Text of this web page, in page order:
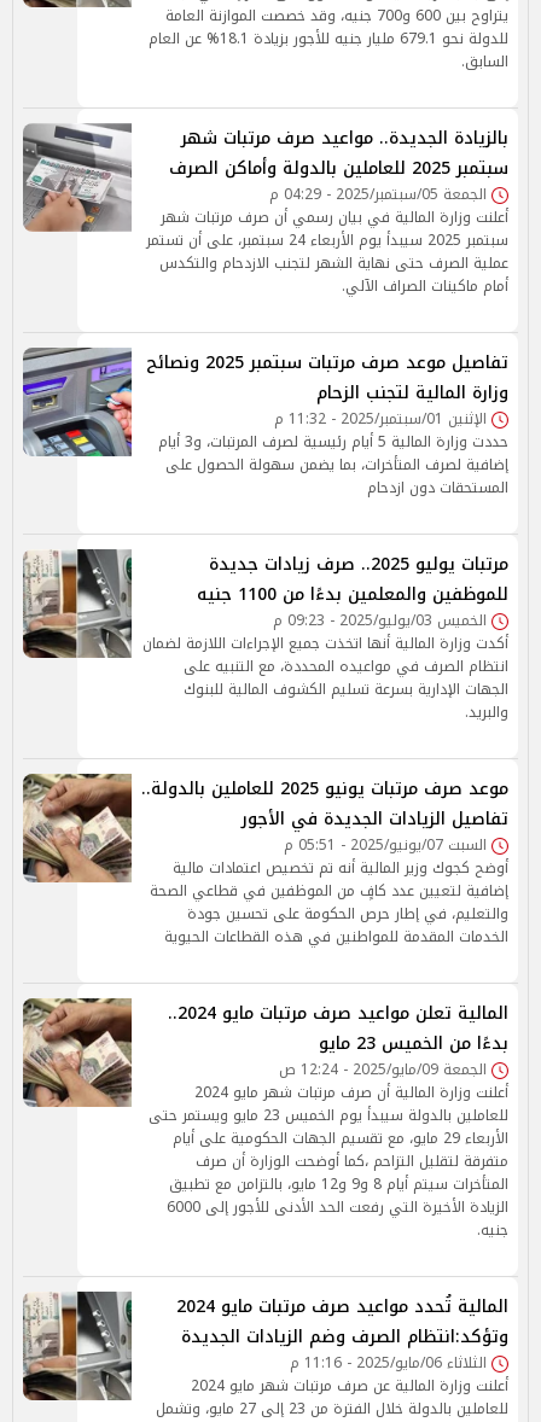
يتراوح بين 600 و700 جنيه، وقد خصصت الموازنة العامة
للدولة نحو 679.1 مليار جنيه للأجور بزيادة 18.1% عن العام
السابق.
بالزيادة الجديدة.. مواعيد صرف مرتبات شهر
سبتمبر 2025 للعاملين بالدولة وأماكن الصرف
الجمعة 05/سبتمبر/2025 - 04:29 م
أعلنت وزارة المالية في بيان رسمي أن صرف مرتبات شهر
سبتمبر 2025 سيبدأ يوم الأربعاء 24 سبتمبر، على أن تستمر
عملية الصرف حتى نهاية الشهر لتجنب الازدحام والتكدس
أمام ماكينات الصراف الآلي.
تفاصيل موعد صرف مرتبات سبتمبر 2025 ونصائح
وزارة المالية لتجنب الزحام
الإثنين 01/سبتمبر/2025 - 11:32 م
حددت وزارة المالية 5 أيام رئيسية لصرف المرتبات، و3 أيام
إضافية لصرف المتأخرات، بما يضمن سهولة الحصول على
المستحقات دون ازدحام
مرتبات يوليو 2025.. صرف زيادات جديدة
للموظفين والمعلمين بدءًا من 1100 جنيه
الخميس 03/يوليو/2025 - 09:23 م
أكدت وزارة المالية أنها اتخذت جميع الإجراءات اللازمة لضمان
انتظام الصرف في مواعيده المحددة، مع التنبيه على
الجهات الإدارية بسرعة تسليم الكشوف المالية للبنوك
والبريد.
موعد صرف مرتبات يونيو 2025 للعاملين بالدولة..
تفاصيل الزيادات الجديدة في الأجور
السبت 07/يونيو/2025 - 05:51 م
أوضح كجوك وزير المالية أنه تم تخصيص اعتمادات مالية
إضافية لتعيين عدد كافٍ من الموظفين في قطاعي الصحة
والتعليم، في إطار حرص الحكومة على تحسين جودة
الخدمات المقدمة للمواطنين في هذه القطاعات الحيوية
المالية تعلن مواعيد صرف مرتبات مايو 2024..
بدءًا من الخميس 23 مايو
الجمعة 09/مايو/2025 - 12:24 ص
أعلنت وزارة المالية أن صرف مرتبات شهر مايو 2024
للعاملين بالدولة سيبدأ يوم الخميس 23 مايو ويستمر حتى
الأربعاء 29 مايو، مع تقسيم الجهات الحكومية على أيام
متفرقة لتقليل التزاحم ،كما أوضحت الوزارة أن صرف
المتأخرات سيتم أيام 8 و9 و12 مايو، بالتزامن مع تطبيق
الزيادة الأخيرة التي رفعت الحد الأدنى للأجور إلى 6000
جنيه.
المالية تُحدد مواعيد صرف مرتبات مايو 2024
وتؤكد:انتظام الصرف وضم الزيادات الجديدة
الثلاثاء 06/مايو/2025 - 11:16 م
أعلنت وزارة المالية عن صرف مرتبات شهر مايو 2024
للعاملين بالدولة خلال الفترة من 23 إلى 27 مايو، وتشمل